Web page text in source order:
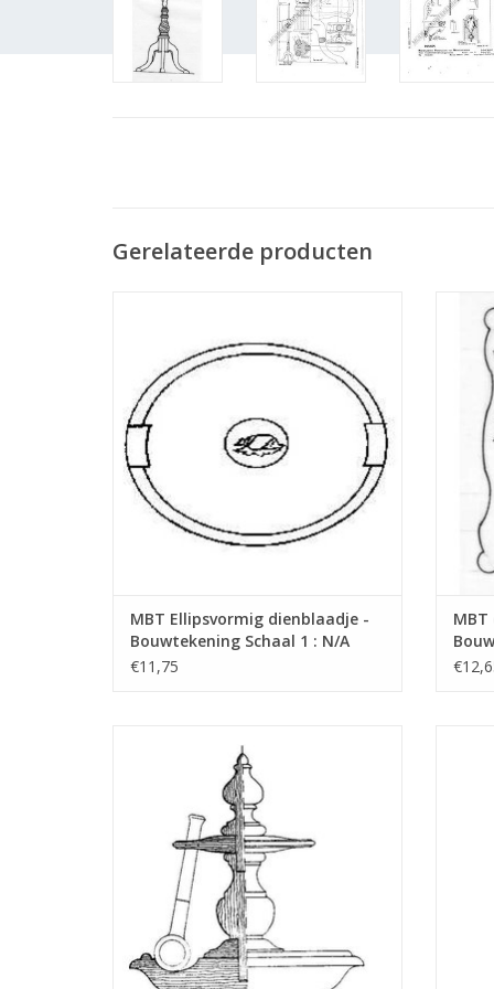
Gerelateerde producten
TOEVOEGEN AAN WINKELWAGEN
MBT Ellipsvormig dienblaadje -
Bouwtekening Schaal 1 : N/A
(45.26.001)
€11,75
Schaal 1 : N/A (45.26.006)
TOEVOEGEN AAN WINKELWAGEN